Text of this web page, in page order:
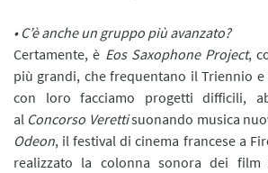
• C’è anche un gruppo più avanzato?
Certamente, è Eos Saxophone Project,
più grandi, che frequentano il Triennio e
con loro facciamo progetti difficili,
al Concorso Verettisuonando musica
Odeon, il festival di cinema francese a
realizzato la colonna sonora dei